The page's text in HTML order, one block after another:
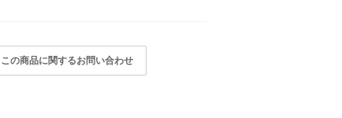
この商品に関するお問い合わせ